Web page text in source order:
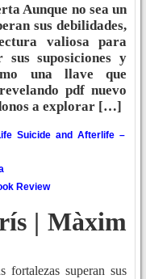
Aunque no sea un
sus debilidades,
valiosa para
sus suposiciones y
una llave que
pdf nuevo
a explorar […]
Suicide and Afterlife –
Review
| Màxim
fortalezas superan sus